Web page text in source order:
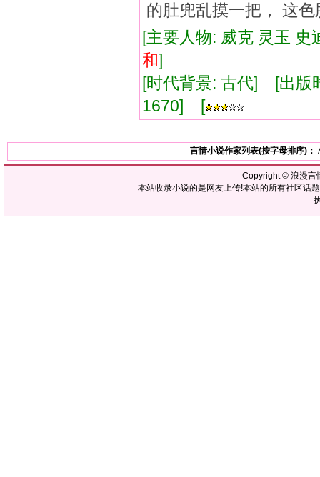
的肚兜乱摸一把， 这
[主要人物: 威克 灵玉
和]
[时代背景: 古代] [出
1670] [
言情小说作家列表(按字母排序)：
Copyright © 浪漫言
本站收录小说的是网友上传!本站的所有社区话